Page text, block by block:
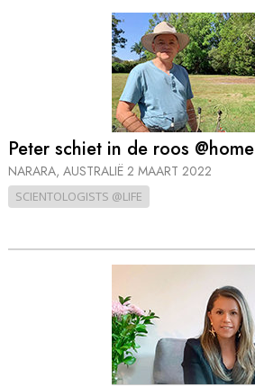
Peter schiet in de roos @home
NARARA, AUSTRALIË 2 MAART 2022
SCIENTOLOGISTS @LIFE